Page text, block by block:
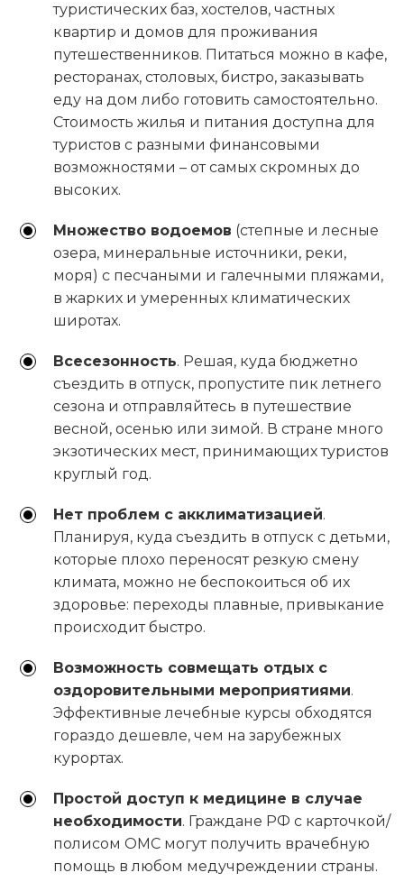
туристических баз, хостелов, частных
квартир и домов для проживания
путешественников. Питаться можно в кафе,
ресторанах, столовых, бистро, заказывать
еду на дом либо готовить самостоятельно.
Стоимость жилья и питания доступна для
туристов с разными финансовыми
возможностями – от самых скромных до
высоких.
Множество водоемов (степные и лесные
озера, минеральные источники, реки,
моря) с песчаными и галечными пляжами,
в жарких и умеренных климатических
широтах.
Всесезонность. Решая, куда бюджетно
съездить в отпуск, пропустите пик летнего
сезона и отправляйтесь в путешествие
весной, осенью или зимой. В стране много
экзотических мест, принимающих туристов
круглый год.
Нет проблем с акклиматизацией.
Планируя, куда съездить в отпуск с детьми,
которые плохо переносят резкую смену
климата, можно не беспокоиться об их
здоровье: переходы плавные, привыкание
происходит быстро.
Возможность совмещать отдых с
оздоровительными мероприятиями.
Эффективные лечебные курсы обходятся
гораздо дешевле, чем на зарубежных
курортах.
Простой доступ к медицине в случае
необходимости. Граждане РФ с карточкой/
полисом ОМС могут получить врачебную
помощь в любом медучреждении страны.